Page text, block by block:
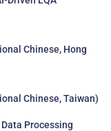
Chinese, Hong
Chinese, Taiwan)
Processing